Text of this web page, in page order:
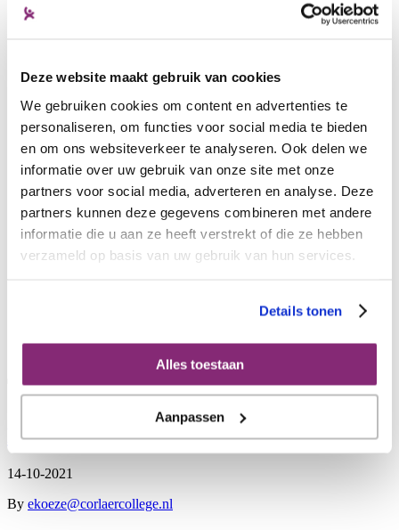
Deze website maakt gebruik van cookies
We gebruiken cookies om content en advertenties te
personaliseren, om functies voor social media te bieden
en om ons websiteverkeer te analyseren. Ook delen we
informatie over uw gebruik van onze site met onze
partners voor social media, adverteren en analyse. Deze
partners kunnen deze gegevens combineren met andere
informatie die u aan ze heeft verstrekt of die ze hebben
verzameld op basis van uw gebruik van hun services.
Details tonen
Alles toestaan
Aanpassen
Werken bij
Onderwijs
Vmbo-basis/-kader
Theoretische leerweg
Havo
Atheneum
Begeleiding
Expeditie Corlaer
Kennismaken
Kennismaken
Open dag
Virtuele tour
Contact
Tag:1
Nieuwe decaan HA
14-10-2021
By ekoeze@corlaercollege.nl